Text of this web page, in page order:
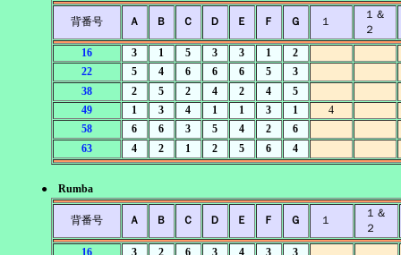
背番号 Ａ Ｂ Ｃ Ｄ Ｅ Ｆ Ｇ １
１＆
２
16
3 1 5 3 3 1
2
22
5 4 6 6 6 5
3
38
2 5 2 4 2 4
5
49
1 3 4 1 1 3 1
4
58
6 6 3 5 4 2
6
63
4 2 1 2 5 6 4
● Rumba
背番号 Ａ Ｂ Ｃ Ｄ Ｅ Ｆ Ｇ １
１＆
２
16
3 2 6 3 4 3 3